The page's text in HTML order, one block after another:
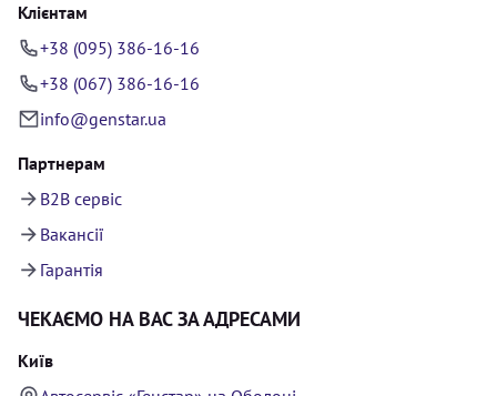
Клієнтам
+38 (095) 386-16-16
+38 (067) 386-16-16
info@genstar.ua
Партнерам
B2B сервіс
Вакансії
Гарантія
ЧЕКАЄМО НА ВАС ЗА АДРЕСАМИ
Київ